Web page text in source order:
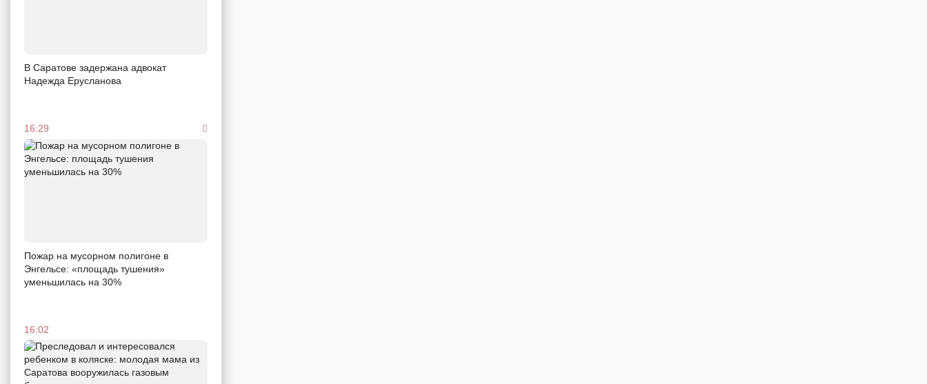
В Саратове задержана адвокат
Надежда Ерусланова
16:29
Пожар на мусорном полигоне в
Энгельсе: «площадь тушения»
уменьшилась на 30%
16:02